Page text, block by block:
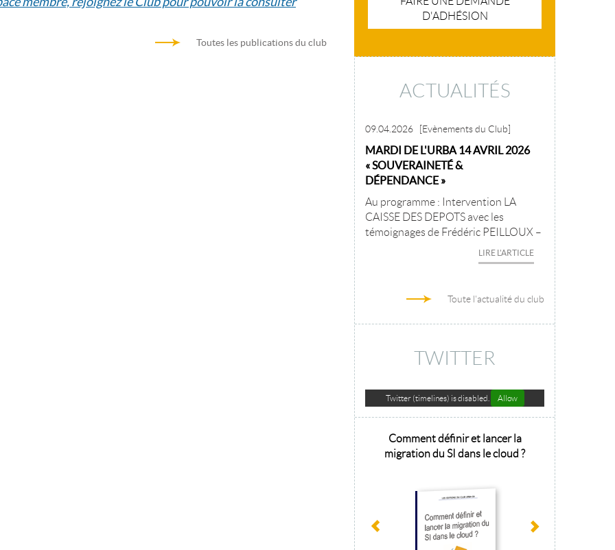
Toutes les publications du club
D'ADHÉSION
ACTUALITÉS
09.04.2026 [Evènements du Club]
MARDI DE L'URBA 14 AVRIL 2026
« SOUVERAINETÉ &
DÉPENDANCE »
Au programme : Intervention LA
CAISSE DES DEPOTS avec les
témoignages de Frédéric PEILLOUX –
LIRE L'ARTICLE
Toute l'actualité du club
TWITTER
Twitter (timelines) is disabled. Allow
Comment définir et lancer la
migration du SI dans le cloud ?
Architecture